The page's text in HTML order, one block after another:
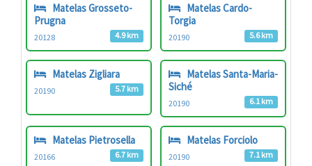
Matelas Grosseto-
Prugna
20128 4.9 km
Matelas Cardo-
Torgia
20190 5.6 km
Matelas Zigliara
20190 5.7 km
Matelas Santa-Maria-
Siché
20190 6.1 km
Matelas Pietrosella
20166 6.7 km
Matelas Forciolo
20190 7.1 km